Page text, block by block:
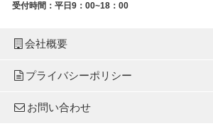
受付時間：平日9：00~18：00
会社概要
プライバシーポリシー
お問い合わせ